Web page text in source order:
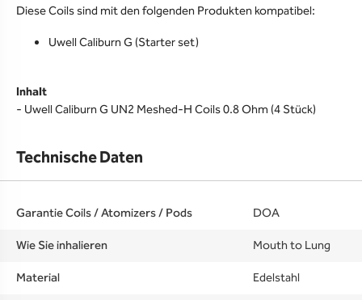
Diese Coils sind mit den folgenden Produkten kompatibel:
Uwell Caliburn G (Starter set)
Inhalt
- Uwell Caliburn G UN2 Meshed-H Coils 0.8 Ohm (4 Stück)
Technische Daten
Garantie Coils / Atomizers / Pods
DOA
Wie Sie inhalieren
Mouth to Lung
Material
Edelstahl